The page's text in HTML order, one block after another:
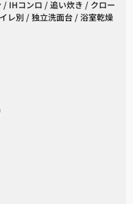
/ IHコンロ / 追い炊き / クロー
レ別 / 独立洗面台 / 浴室乾燥